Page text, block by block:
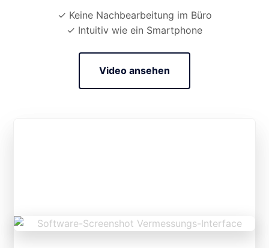
✓ Keine Nachbearbeitung im Büro
✓ Intuitiv wie ein Smartphone
Video ansehen